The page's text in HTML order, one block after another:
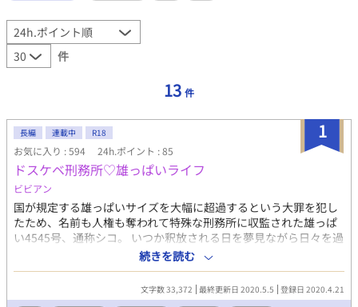
件
13 件
1
長編 連載中 R18
お気に入り : 594 24h.ポイント : 85
ドスケベ刑務所♡雄っぱいライフ
ビビアン
国が規定する雄っぱいサイズを大幅に超過するという大罪を犯し
たため、名前も人権も奪われて特殊な刑務所に収監された雄っぱ
い4545号、通称シコ。 いつか釈放される日を夢見ながら日々を過
ごしていた彼だが、犯罪級の雄っぱいを持つ彼が平穏な生活など
送れるわけもなく…… 男でも開発すれば乳が出る世界。日本っぽ
いどこか。 深く考えちゃいけないタイプのアホエロです。 気まぐ
れ不定期更新
続きを読む
文字数 33,372 最終更新日 2020.5.5 登録日 2020.4.21